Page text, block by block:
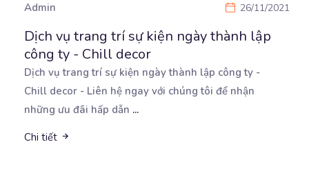
Admin 26/11/2021
Dịch vụ trang trí sự kiện ngày thành lập
công ty - Chill decor
Dịch vụ trang trí sự kiện ngày thành lập công ty -
Chill decor - Liên hệ ngay với chúngtôi để nhận
những ưu đãi hấp dẫn ...
Chi tiết